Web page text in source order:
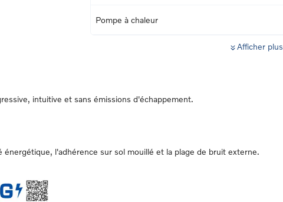
Pompe à chaleur
Afficher plus
intuitive et sans émissions d'échappement.
l'adhérence sur sol mouillé et la plage de bruit externe.